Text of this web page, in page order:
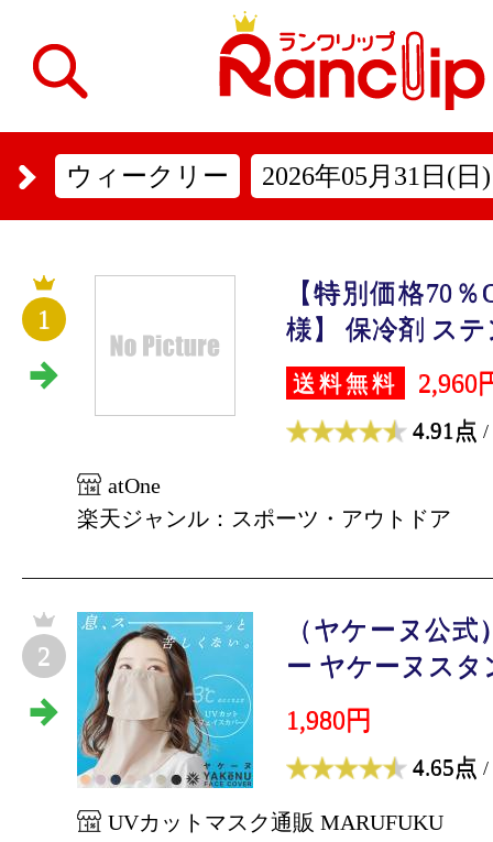
ウィークリー 2026年05月31日(日)
1
【特別価格70
様】 保冷剤 ス
送料無料 2,960
4.91点 /
atOne
楽天ジャンル：スポーツ・アウトドア
2
（ヤケーヌ公
ー ヤケーヌスタ
1,980円
4.65点 /
UVカットマスク通販 MARUFUKU